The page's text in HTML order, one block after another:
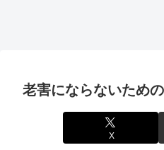
老害にならないため
X